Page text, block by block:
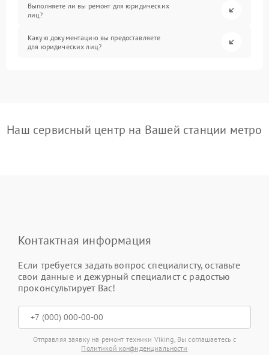
Выполняете ли вы ремонт для юридических
лиц?
Какую документацию вы предоставляете
для юридических лиц?
Наш сервисный центр на Вашей станции метро
Контактная информация
Если требуется задать вопрос специалисту, оставьте
свои данные и дежурный специалист с радостью
проконсультирует Вас!
Отправляя заявку на ремонт техники Viking, Вы соглашаетесь с
Политикой конфиденциальности